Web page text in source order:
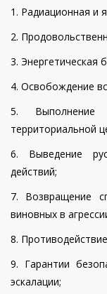
1. Радиационная и
2.
3. Энергетическая
4. Освобождение
5.
территориальной
6. Выведение
действий;
7. Возвращение
виновных в
8.
9. Гарантии
эскалации;